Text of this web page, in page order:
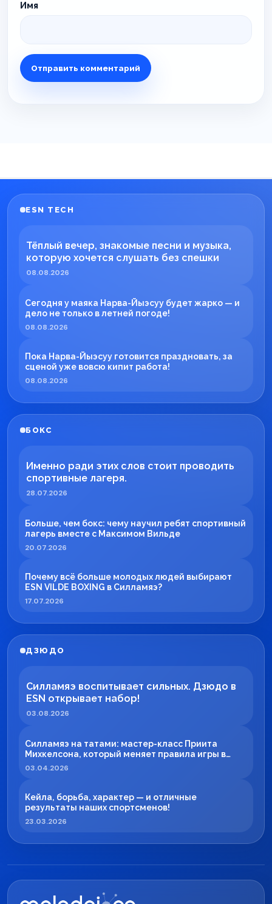
Имя
ESN TECH
Тёплый вечер, знакомые песни и музыка,
которую хочется слушать без спешки
08.08.2026
Сегодня у маяка Нарва-Йыэсуу будет жарко — и
дело не только в летней погоде!
08.08.2026
Пока Нарва-Йыэсуу готовится праздновать, за
сценой уже вовсю кипит работа!
08.08.2026
БОКС
Именно ради этих слов стоит проводить
спортивные лагеря.
28.07.2026
Больше, чем бокс: чему научил ребят спортивный
лагерь вместе с Максимом Вильде
20.07.2026
Почему всё больше молодых людей выбирают
ESN VILDE BOXING в Силламяэ?
17.07.2026
ДЗЮДО
Силламяэ воспитывает сильных. Дзюдо в
ESN открывает набор!
03.08.2026
Силламяэ на татами: мастер-класс Приита
Михкелсона, который меняет правила игры в
регионе
03.04.2026
Кейла, борьба, характер — и отличные
результаты наших спортсменов!
23.03.2026